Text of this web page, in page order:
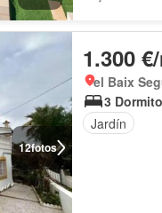
12fotos
1.300
el Baix
3
Jardín